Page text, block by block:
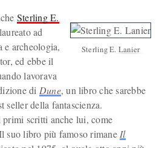
Sterling E. Lanier
Sterling E.
ad
archeologia,
ed ebbe il
lavorava
di Dune, un libro che sarebbe
seller della fantascienza.
scritti anche lui, come
suo libro più famoso rimane Il